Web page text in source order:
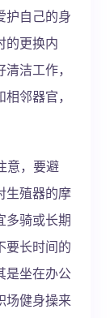
护自己的身
的更换内
洁工作，
邻器官，
，要避
生殖器的摩
多骑或长期
要长时间的
是坐在办公
场健身操来